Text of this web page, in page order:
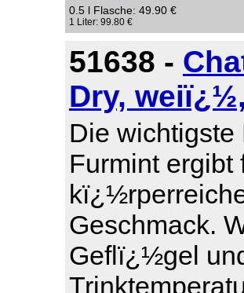
0.5 l Flasche: 49.90 €
1 Liter: 99.80 €
51638 -
Dry,
Die wichtigste
Furmint ergibt
Geschmack.
Geflï¿½gel